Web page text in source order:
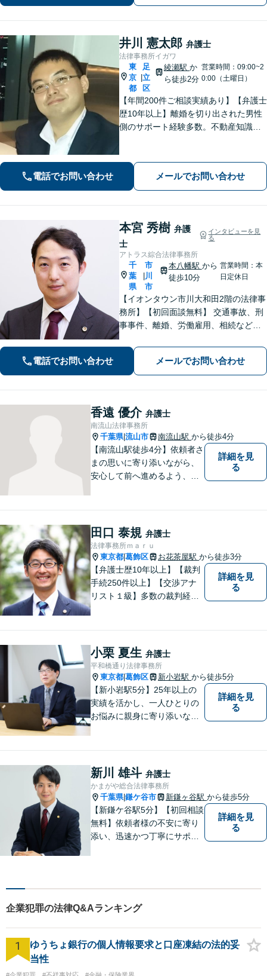
井川 憲太郎 弁護士
法律事務所イガワ
東
京
都
足
立
区
綾瀬駅 か
ら徒歩2分
営業時間：09:00~2
0:00（土曜日）
【年間200件ご相談実績あり】【弁護士
歴10年以上】離婚を切り出された男性
側のサポート経験多数。不動産知識が
メトロ千代田線綾瀬駅西口徒歩2分】
【初回面談無料】
電話でお問い合わせ メールでお問い合わせ
本宮 秀樹 弁護
士
インタビューを見
る
アトラス綜合法律事務所
千
葉
県
市
川
市
本八幡駅 から
徒歩10分
営業時間：本
日定休日
【イオンタウン市川大和田2階の法律事
務所】【初回面談無料】 交通事故、刑
事事件、離婚、労働雇用、相続などの
経験15年以上】依頼者様に寄り添い、
解決へと導きます【電話相談可】【本
八幡駅9分】
電話でお問い合わせ メールでお問い合わせ
香遠 優介 弁護士
南流山法律事務所
千葉県|流山市 南流山駅 から徒歩4分
【南流山駅徒歩4分】依頼者さ
まの思いに寄り添いながら、
安心して前へ進めるよう、全
きる弁護士」を目指していま
す。【地元密着型の事務所】
【近隣駐車場あり】
詳細を見
る
田口 泰規 弁護士
法律事務所ｍａｒｕ
東京都 葛飾区 お花茶屋駅 から徒歩3分
【弁護士歴10年以上】【裁判
手続250件以上】【交渉アナ
リスト１級】多数の裁判経験
す。＜離婚、相続、交通事
故、企業法務、不動産等＞
【お花茶屋駅徒歩3分】
詳細を見
る
小栗 夏生 弁護士
平和橋通り法律事務所
東京都 葛飾区 新小岩駅 から徒歩5分
【新小岩駅5分】25年以上の
実績を活かし、一人ひとりの
お悩みに親身に寄り添いなが
や未来を見据えたサポートを
大切にしています。【休日や
夜間相談も柔軟に対応】【WE
B相談可】
詳細を見
る
新川 雄斗 弁護士
かまがや総合法律事務所
千葉県|鎌ケ谷市 新鎌ヶ谷駅 から徒歩5分
【新鎌ケ谷駅5分】【初回相談
無料】依頼者様の不安に寄り
添い、迅速かつ丁寧にサポー
ます！お困りごとがございま
したら、どうぞお気軽にご相
談ください。
詳細を見
る
企業犯罪の法律Q&Aランキング
1
ゆうちょ銀行の個人情報要求と口座凍結の法的妥
当性
#企業犯罪 #不祥事対応 #金融・保険業界